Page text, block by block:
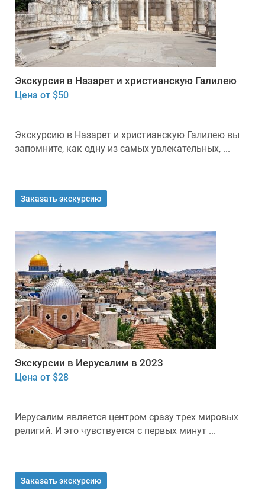
Экскурсия в Назарет и христианскую Галилею
Цена от $50
Экскурсию в Назарет и христианскую Галилею вы
запомните, как одну из самых увлекательных, ...
Заказать экскурсию
Экскурсии в Иерусалим в 2023
Цена от $28
Иерусалим является центром сразу трех мировых
религий. И это чувствуется с первых минут ...
Заказать экскурсию